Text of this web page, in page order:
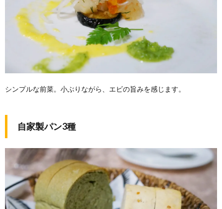
シンプルな前菜。小ぶりながら、エビの旨みを感じます。
自家製パン3種